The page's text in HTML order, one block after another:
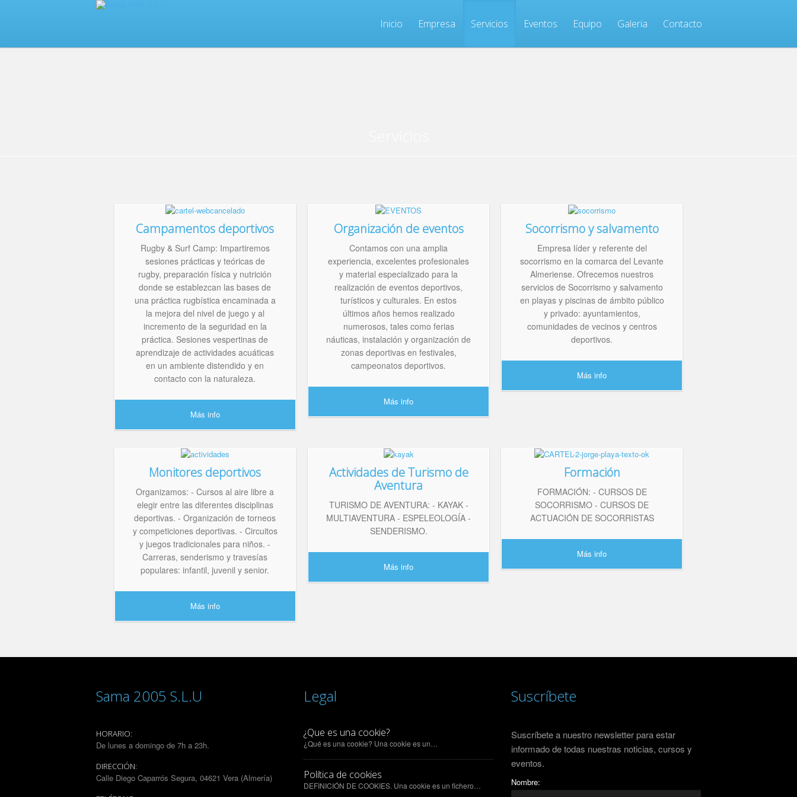
Inicio Empresa Servicios Eventos Equipo Galeria Contacto
Campamentos deportivos
Rugby & Surf Camp: Impartiremos
sesiones prácticas y teóricas de
rugby, preparación física y nutrición
donde se establezcan las bases de
una práctica rugbística encaminada a
la mejora del nivel de juego y al
incremento de la seguridad en la
práctica. Sesiones vespertinas de
aprendizaje de actividades acuáticas
en un ambiente distendido y en
contacto con la naturaleza.
Más info
Organización de eventos
Contamos con una amplia
experiencia, excelentes profesionales
y material especializado para la
realización de eventos deportivos,
turísticos y culturales. En estos
últimos años hemos realizado
numerosos, tales como ferias
náuticas, instalación y organización de
zonas deportivas en festivales,
campeonatos deportivos.
Más info
Socorrismo y salvamento
Empresa líder y referente del
socorrismo en la comarca del Levante
Almeriense. Ofrecemos nuestros
servicios de Socorrismo y salvamento
en playas y piscinas de ámbito público
y privado: ayuntamientos,
comunidades de vecinos y centros
deportivos.
Más info
Monitores deportivos
Organizamos: - Cursos al aire libre a
elegir entre las diferentes disciplinas
deportivas. - Organización de torneos
y competiciones deportivas. - Circuitos
y juegos tradicionales para niños. -
Carreras, senderismo y travesías
populares: infantil, juvenil y senior.
Más info
Actividades de Turismo de
Aventura
TURISMO DE AVENTURA: - KAYAK -
MULTIAVENTURA - ESPELEOLOGÍA -
SENDERISMO.
Más info
Formación
FORMACIÓN: - CURSOS DE
SOCORRISMO - CURSOS DE
ACTUACIÓN DE SOCORRISTAS
Más info
Sama 2005 S.L.U
HORARIO:
De lunes a domingo de 7h a 23h.
DIRECCIÓN:
Calle Diego Caparrós Segura, 04621 Vera (Almería)
Legal
¿Que es una cookie?
¿Qué es una cookie? Una cookie es un…
Política de cookies
DEFINICIÓN DE COOKIES. Una cookie es un fichero…
Suscríbete
Suscríbete a nuestro newsletter para estar
informado de todas nuestras noticias, cursos y
eventos.
Nombre: